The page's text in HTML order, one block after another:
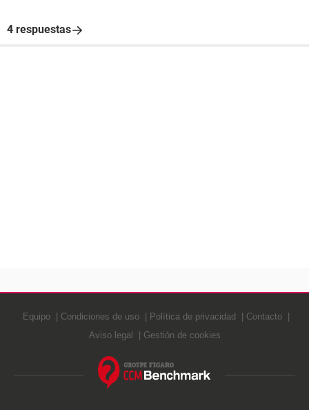
4 respuestas
Equipo Condiciones de uso Política de privacidad
Contacto
Aviso legal
Gestión de cookies